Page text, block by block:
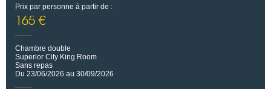
Prix par personne à partir de :
165 €
Chambre double
Superior City King Room
Sans repas
Du 23/06/2026 au 30/09/2026